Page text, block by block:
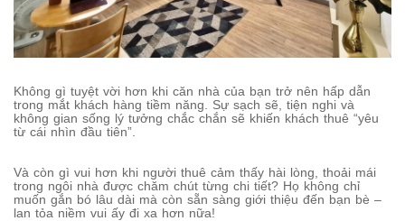
Không gì tuyệt vời hơn khi căn nhà của bạn trở nên hấp dẫn
trong mắt khách hàng tiềm năng. Sự sạch sẽ, tiện nghi và
không gian sống lý tưởng chắc chắn sẽ khiến khách thuê “yêu
từ cái nhìn đầu tiên”.
Và còn gì vui hơn khi người thuê cảm thấy hài lòng, thoải mái
trong ngôi nhà được chăm chút từng chi tiết? Họ không chỉ
muốn gắn bó lâu dài mà còn sẵn sàng giới thiệu đến bạn bè –
lan tỏa niềm vui ấy đi xa hơn nữa!